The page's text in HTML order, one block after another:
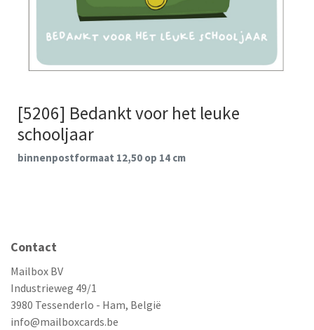
[5206] Bedankt voor het leuke
schooljaar
binnenpostformaat 12,50 op 14 cm
Contact
Mailbox BV
Industrieweg 49/1
3980 Tessenderlo - Ham, België
info@mailboxcards.be